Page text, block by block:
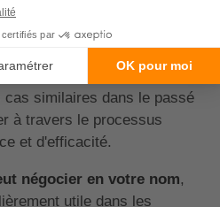
qu'il est plus
une solutionqui convient à
un courtier expérimenté a
similaires dans le passé
à travers le processus
et d'efficacité.
négocier en votre nom,
utile dans les